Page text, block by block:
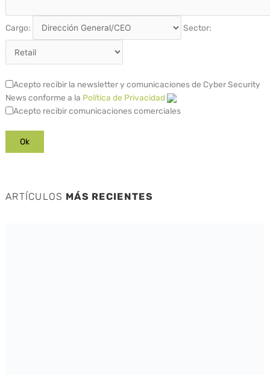
Cargo: Sector:
Acepto recibir la newsletter y comunicaciones de Cyber Security
News conforme a la Política de Privacidad
Acepto recibir comunicaciones comerciales
ARTÍCULOS MÁS RECIENTES